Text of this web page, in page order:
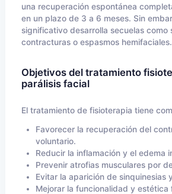
una recuperación espontánea
en un plazo de 3 a 6 meses. Sin
significativo desarrolla secuelas como
contracturas o espasmos hemifaciales.
Objetivos del tratamiento
parálisis facial
El tratamiento de fisioterapia tiene
Favorecer la recuperación del
voluntario.
Reducir la inflamación y el edema
Prevenir atrofias musculares por
Evitar la aparición de sinquinesias
Mejorar la funcionalidad y estética